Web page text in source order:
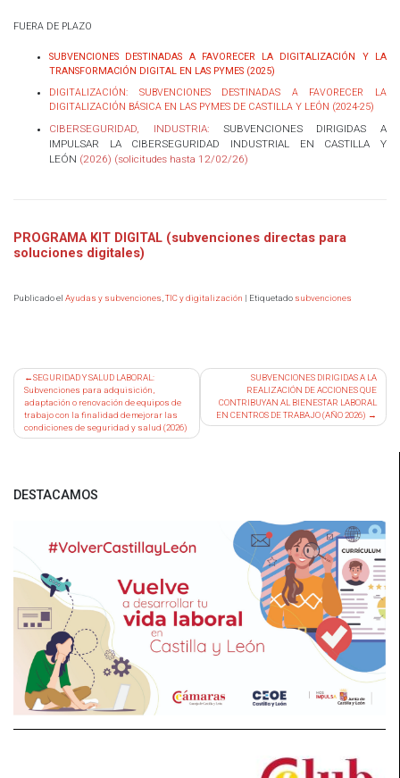
DESTACAMOS
FUERA DE PLAZO
SUBVENCIONES DESTINADAS A FAVORECER LA DIGITALIZACIÓN Y LA
TRANSFORMACIÓN DIGITAL EN LAS PYMES (2025)
DIGITALIZACIÓN: SUBVENCIONES DESTINADAS A FAVORECER LA
DIGITALIZACIÓN BÁSICA EN LAS PYMES DE CASTILLA Y LEÓN (2024-25)
CIBERSEGURIDAD, INDUSTRIA: SUBVENCIONES DIRIGIDAS A
IMPULSAR LA CIBERSEGURIDAD INDUSTRIAL EN CASTILLA Y
LEÓN (2026) (solicitudes hasta 12/02/26)
PROGRAMA KIT DIGITAL (subvenciones directas para
soluciones digitales)
Publicado el Ayudas y subvenciones,TIC y digitalización | Etiquetado subvenciones
Navegación
de
entradas
SEGURIDAD Y SALUD LABORAL:
Subvenciones para adquisición,
adaptación o renovación de equipos de
trabajo con la finalidad de mejorar las
condiciones de seguridad y salud (2026)
SUBVENCIONES DIRIGIDAS A LA
REALIZACIÓN DE ACCIONES QUE
CONTRIBUYAN AL BIENESTAR LABORAL
EN CENTROS DE TRABAJO (AÑO 2026)